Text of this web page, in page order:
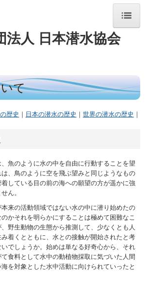
概要
支部
ト
て
歴史 ｜ 日本の潜水の歴史 ｜ 世界の潜水の歴史 ｜
魚のように水の中を自由に行動することを望
、鳥のように空を飛ぶ望みと同じようなもの
している目の前の海への願望の方が遥かに強
ん。
来の活動領域ではない水の中に潜り始めたの
かそれを明らかにすることは極めて困難なこ
野生動物の生態から推測して、少なくとも人
着くとともに、水との接触が開始されたと考
でしょうか。始めは単なる好奇心から、それ
食料として水中の動植物採取に気づいた人間
を対象とした水中活動に向けられていったと